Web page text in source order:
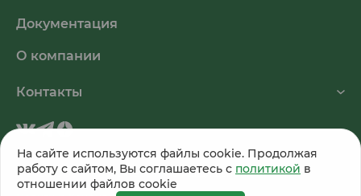
Документация
О компании
Контакты
© 2026, ООО «Питэко». Все права защищены.
Публичная оферта
На сайте используются файлы cookie. Продолжая
работу с сайтом, Вы соглашаетесь с политикой в
отношении файлов cookie